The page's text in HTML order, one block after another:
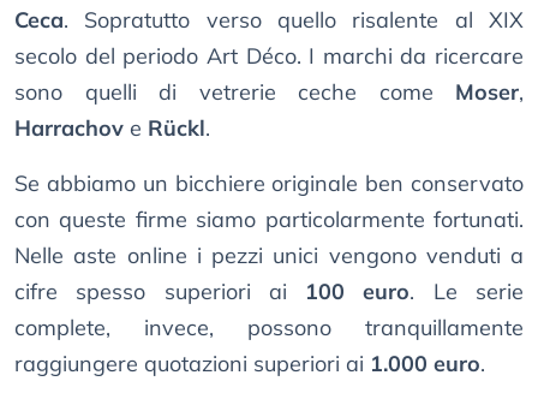
Ceca. Sopratutto verso quello risalente al XIX
secolo del periodo Art Déco. I marchi da ricercare
sono quelli di vetrerie ceche come Moser,
Harrachov e Rückl.
Se abbiamo un bicchiere originale ben conservato
con queste firme siamo particolarmente fortunati.
Nelle aste online i pezzi unici vengono venduti a
cifre spesso superiori ai 100 euro. Le serie
complete, invece, possono tranquillamente
raggiungere quotazioni superiori ai 1.000 euro.